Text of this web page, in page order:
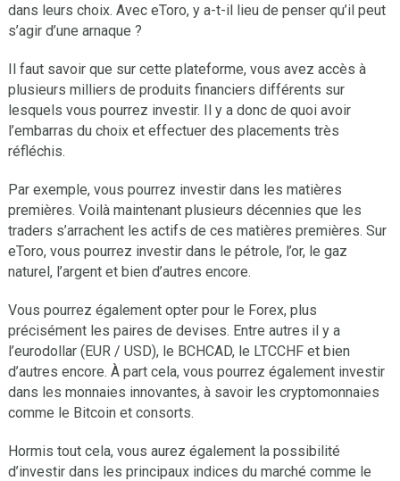
dans leurs choix. Avec eToro, y a-t-il lieu de penser qu’il peut
s’agir d’une arnaque ?
Il faut savoir que sur cette plateforme, vous avez accès à
plusieurs milliers de produits financiers différents sur
lesquels vous pourrez investir. Il y a donc de quoi avoir
l’embarras du choix et effectuer des placements très
réfléchis.
Par exemple, vous pourrez investir dans les matières
premières. Voilà maintenant plusieurs décennies que les
traders s’arrachent les actifs de ces matières premières. Sur
eToro, vous pourrez investir dans le pétrole, l’or, le gaz
naturel, l’argent et bien d’autres encore.
Vous pourrez également opter pour le Forex, plus
précisément les paires de devises. Entre autres il y a
l’eurodollar (EUR / USD), le BCHCAD, le LTCCHF et bien
d’autres encore. À part cela, vous pourrez également investir
dans les monnaies innovantes, à savoir les cryptomonnaies
comme le Bitcoin et consorts.
Hormis tout cela, vous aurez également la possibilité
d’investir dans les principaux indices du marché comme le